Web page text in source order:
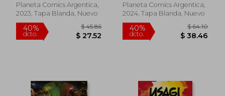
Planeta Comics Argentica,
2023, Tapa Blanda, Nuevo
Planeta Comics Argentica,
2024, Tapa Blanda, Nuevo